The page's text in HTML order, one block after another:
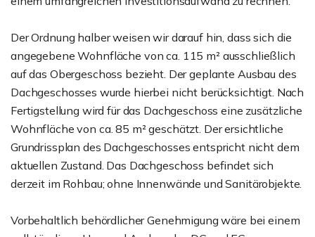
Der Ordnung halber weisen wir darauf hin, dass sich die
angegebene Wohnfläche von ca. 115 m² ausschließlich
auf das Obergeschoss bezieht. Der geplante Ausbau des
Dachgeschosses wurde hierbei nicht berücksichtigt. Nach
Fertigstellung wird für das Dachgeschoss eine zusätzliche
Wohnfläche von ca. 85 m² geschätzt. Der ersichtliche
Grundrissplan des Dachgeschosses entspricht nicht dem
aktuellen Zustand. Das Dachgeschoss befindet sich
derzeit im Rohbau; ohne Innenwände und Sanitärobjekte.
Vorbehaltlich behördlicher Genehmigung wäre bei einem